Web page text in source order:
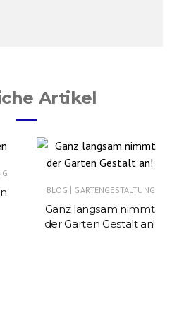
Artikel
BLOG | GARTENGESTALTUNG
Ganz langsam nimmt
der Garten Gestalt an!